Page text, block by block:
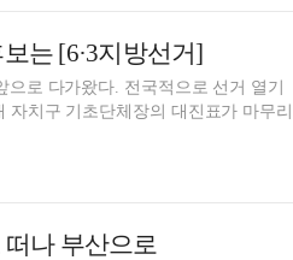
는 [6·3지방선거]
로 다가왔다. 전국적으로 선거 열기
치구 기초단체장의 대진표가 마무리
나 부산으로